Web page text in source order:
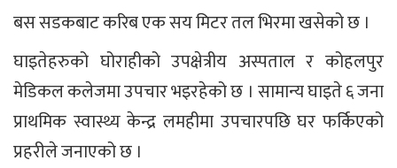
बस सडकबाट करिब एक सय मिटर तल भिरमा खसेको छ ।
घाइतेहरुको घोराहीको उपक्षेत्रीय अस्पताल र कोहलपुर
मेडिकल कलेजमा उपचार भइरहेको छ । सामान्य घाइते ६ जना
प्राथमिक स्वास्थ्य केन्द्र लमहीमा उपचारपछि घर फर्किएको
प्रहरीले जनाएको छ ।